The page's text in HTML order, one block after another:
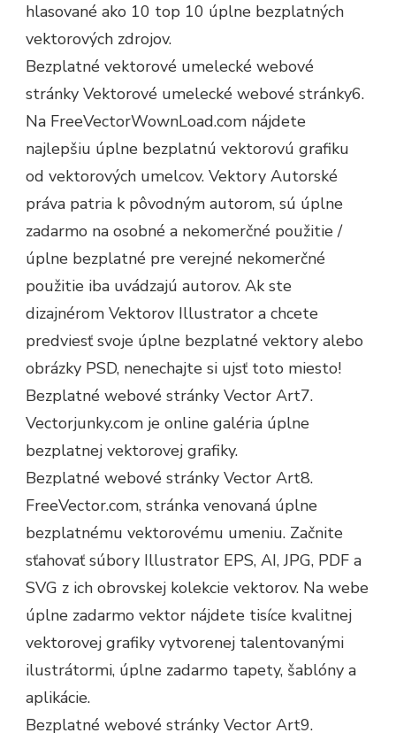
hlasované ako 10 top 10 úplne bezplatných
vektorových zdrojov.
Bezplatné vektorové umelecké webové
stránky Vektorové umelecké webové stránky6.
Na FreeVectorWownLoad.com nájdete
najlepšiu úplne bezplatnú vektorovú grafiku
od vektorových umelcov. Vektory Autorské
práva patria k pôvodným autorom, sú úplne
zadarmo na osobné a nekomerčné použitie /
úplne bezplatné pre verejné nekomerčné
použitie iba uvádzajú autorov. Ak ste
dizajnérom Vektorov Illustrator a chcete
predviesť svoje úplne bezplatné vektory alebo
obrázky PSD, nenechajte si ujsť toto miesto!
Bezplatné webové stránky Vector Art7.
Vectorjunky.com je online galéria úplne
bezplatnej vektorovej grafiky.
Bezplatné webové stránky Vector Art8.
FreeVector.com, stránka venovaná úplne
bezplatnému vektorovému umeniu. Začnite
sťahovať súbory Illustrator EPS, AI, JPG, PDF a
SVG z ich obrovskej kolekcie vektorov. Na webe
úplne zadarmo vektor nájdete tisíce kvalitnej
vektorovej grafiky vytvorenej talentovanými
ilustrátormi, úplne zadarmo tapety, šablóny a
aplikácie.
Bezplatné webové stránky Vector Art9.